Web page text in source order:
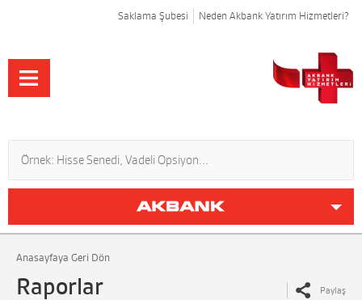
Saklama Şubesi Neden Akbank Yatırım Hizmetleri?
Anasayfaya Geri Dön
Raporlar Paylaş